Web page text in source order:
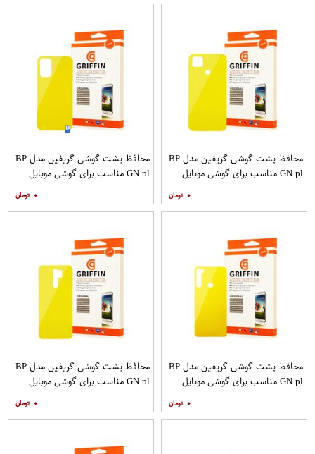
محافظ پشت گوشی گریفین مدل BP
GN pl مناسب برای گوشی موبایل
۰
محافظ پشت گوشی گریفین مدل BP
GN pl مناسب برای گوشی موبایل
۰
محافظ پشت گوشی گریفین مدل BP
GN pl مناسب برای گوشی موبایل
۰
محافظ پشت گوشی گریفین مدل BP
GN pl مناسب برای گوشی موبایل
۰